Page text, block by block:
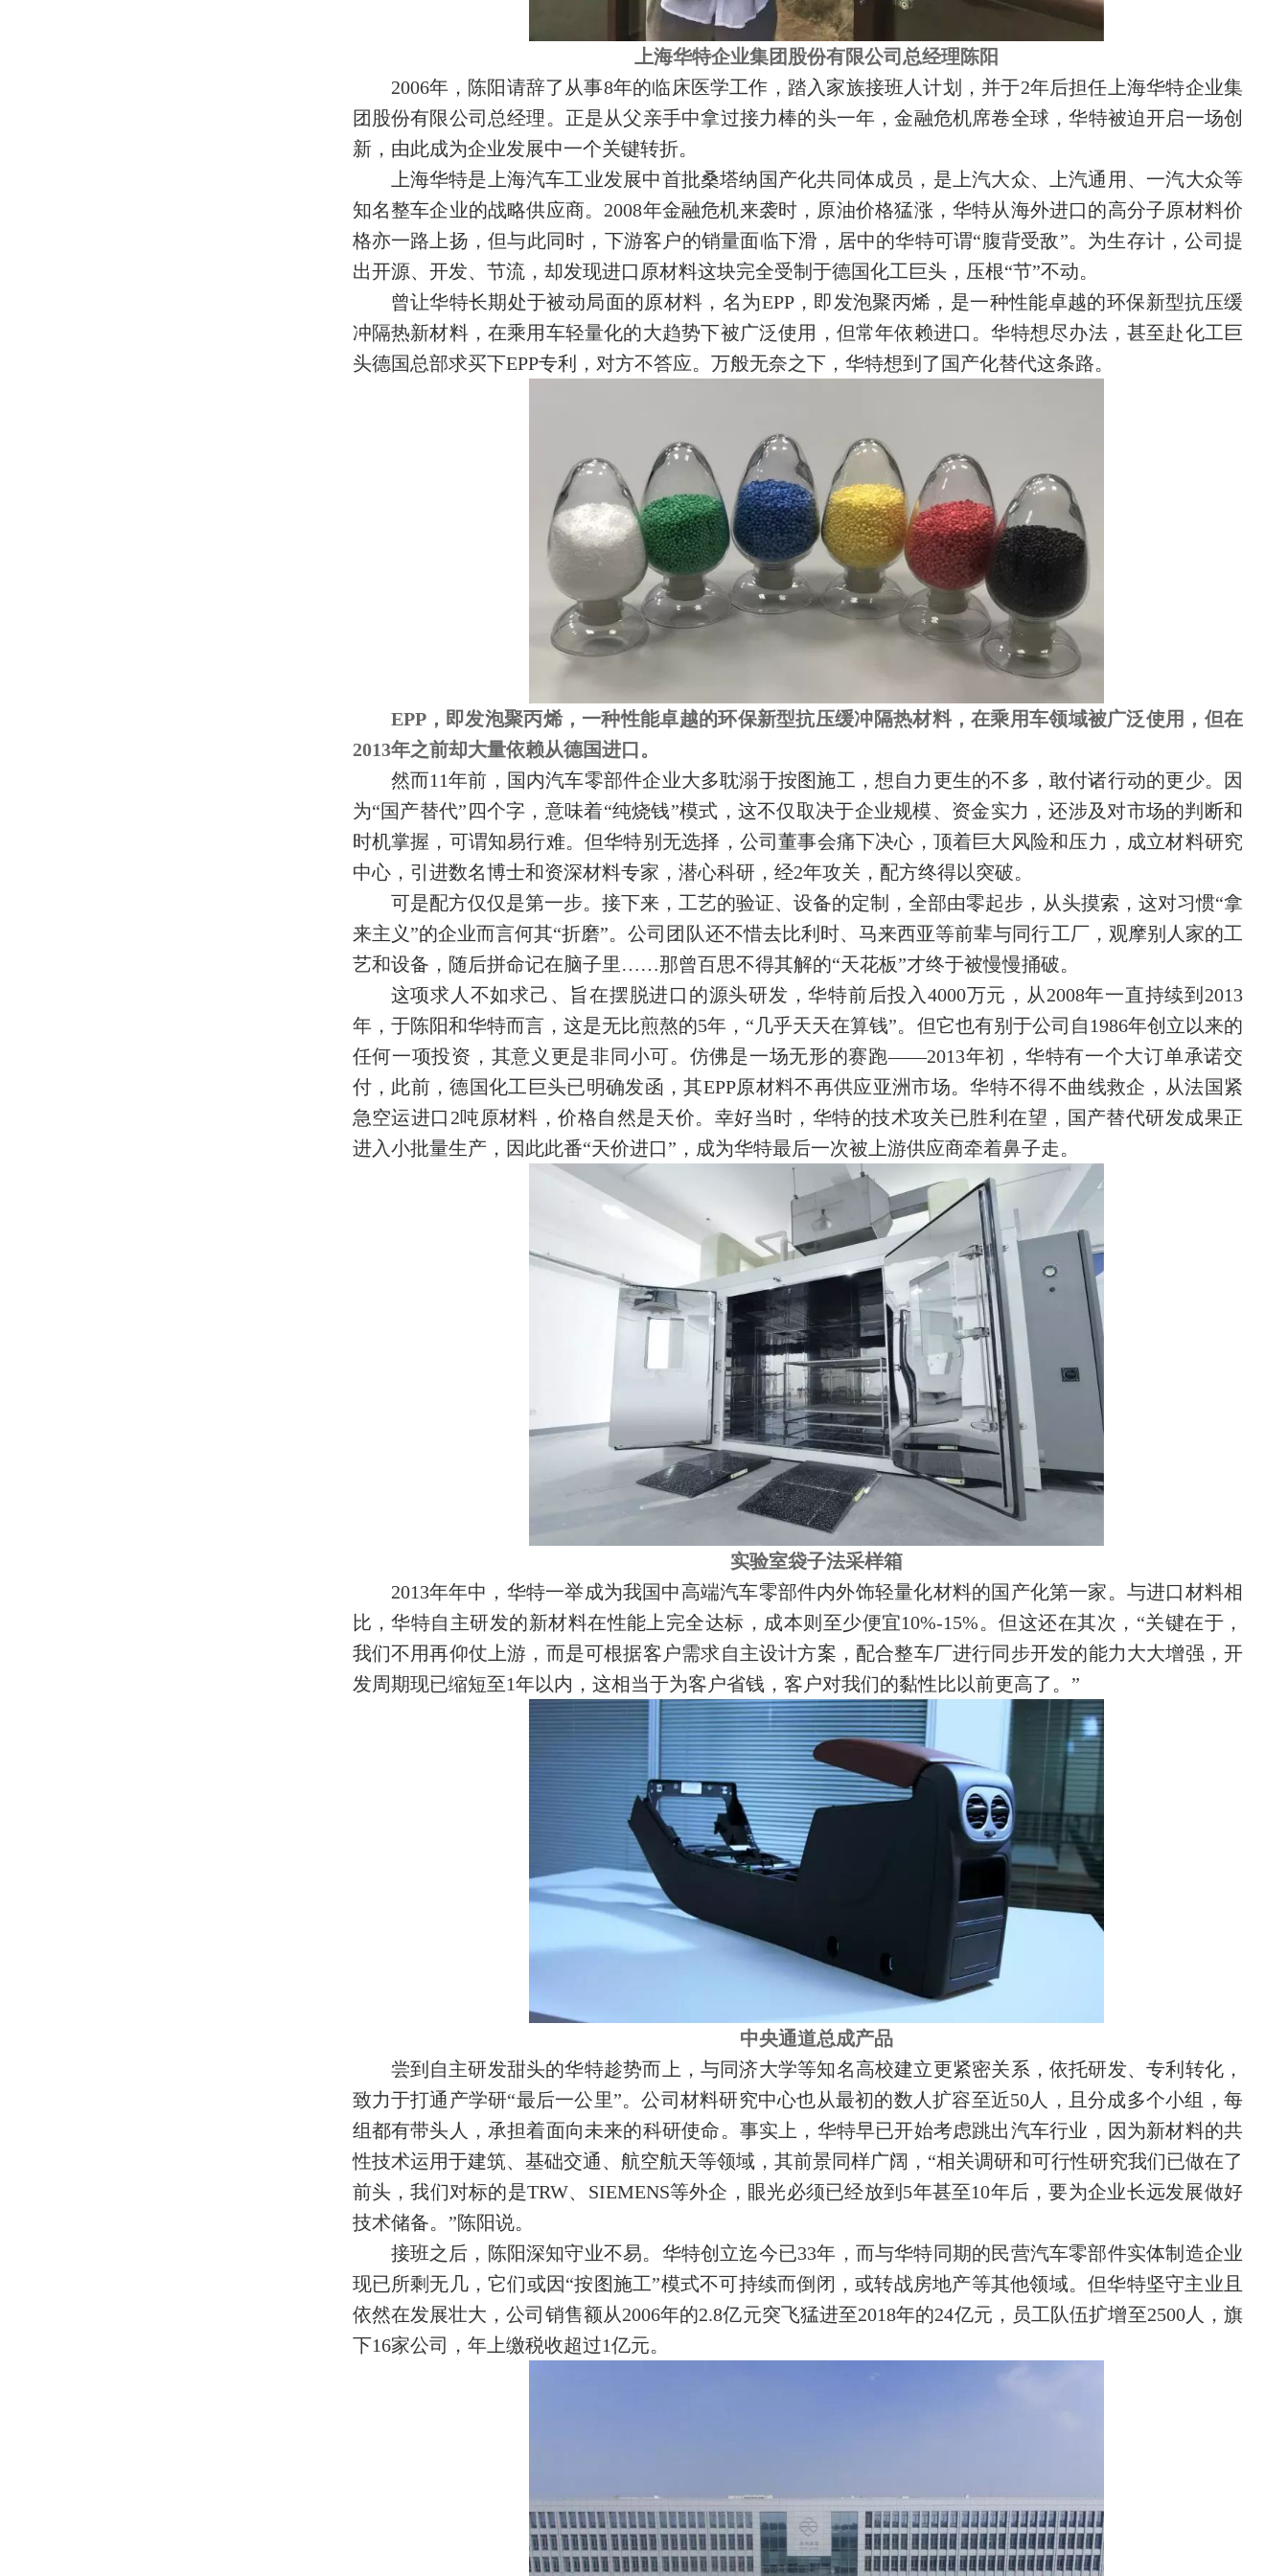
上海华特企业集团股份有限公司总经理陈阳
2006年，陈阳请辞了从事8年的临床医学工作，踏入家族接班人计划，并于2年后担任上海华特企业集
团股份有限公司总经理。正是从父亲手中拿过接力棒的头一年，金融危机席卷全球，华特被迫开启一场创
新，由此成为企业发展中一个关键转折。
上海华特是上海汽车工业发展中首批桑塔纳国产化共同体成员，是上汽大众、上汽通用、一汽大众等
知名整车企业的战略供应商。2008年金融危机来袭时，原油价格猛涨，华特从海外进口的高分子原材料价
格亦一路上扬，但与此同时，下游客户的销量面临下滑，居中的华特可谓“腹背受敌”。为生存计，公司提
出开源、开发、节流，却发现进口原材料这块完全受制于德国化工巨头，压根“节”不动。
曾让华特长期处于被动局面的原材料，名为EPP，即发泡聚丙烯，是一种性能卓越的环保新型抗压缓
冲隔热新材料，在乘用车轻量化的大趋势下被广泛使用，但常年依赖进口。华特想尽办法，甚至赴化工巨
头德国总部求买下EPP专利，对方不答应。万般无奈之下，华特想到了国产化替代这条路。
EPP，即发泡聚丙烯，一种性能卓越的环保新型抗压缓冲隔热材料，在乘用车领域被广泛使用，但在
2013年之前却大量依赖从德国进口。
然而11年前，国内汽车零部件企业大多耽溺于按图施工，想自力更生的不多，敢付诸行动的更少。因
为“国产替代”四个字，意味着“纯烧钱”模式，这不仅取决于企业规模、资金实力，还涉及对市场的判断和
时机掌握，可谓知易行难。但华特别无选择，公司董事会痛下决心，顶着巨大风险和压力，成立材料研究
中心，引进数名博士和资深材料专家，潜心科研，经2年攻关，配方终得以突破。
可是配方仅仅是第一步。接下来，工艺的验证、设备的定制，全部由零起步，从头摸索，这对习惯“拿
来主义”的企业而言何其“折磨”。公司团队还不惜去比利时、马来西亚等前辈与同行工厂，观摩别人家的工
艺和设备，随后拼命记在脑子里……那曾百思不得其解的“天花板”才终于被慢慢捅破。
这项求人不如求己、旨在摆脱进口的源头研发，华特前后投入4000万元，从2008年一直持续到2013
年，于陈阳和华特而言，这是无比煎熬的5年，“几乎天天在算钱”。但它也有别于公司自1986年创立以来的
任何一项投资，其意义更是非同小可。仿佛是一场无形的赛跑——2013年初，华特有一个大订单承诺交
付，此前，德国化工巨头已明确发函，其EPP原材料不再供应亚洲市场。华特不得不曲线救企，从法国紧
急空运进口2吨原材料，价格自然是天价。幸好当时，华特的技术攻关已胜利在望，国产替代研发成果正
进入小批量生产，因此此番“天价进口”，成为华特最后一次被上游供应商牵着鼻子走。
实验室袋子法采样箱
2013年年中，华特一举成为我国中高端汽车零部件内外饰轻量化材料的国产化第一家。与进口材料相
比，华特自主研发的新材料在性能上完全达标，成本则至少便宜10%-15%。但这还在其次，“关键在于，
我们不用再仰仗上游，而是可根据客户需求自主设计方案，配合整车厂进行同步开发的能力大大增强，开
发周期现已缩短至1年以内，这相当于为客户省钱，客户对我们的黏性比以前更高了。”
中央通道总成产品
尝到自主研发甜头的华特趁势而上，与同济大学等知名高校建立更紧密关系，依托研发、专利转化，
致力于打通产学研“最后一公里”。公司材料研究中心也从最初的数人扩容至近50人，且分成多个小组，每
组都有带头人，承担着面向未来的科研使命。事实上，华特早已开始考虑跳出汽车行业，因为新材料的共
性技术运用于建筑、基础交通、航空航天等领域，其前景同样广阔，“相关调研和可行性研究我们已做在了
前头，我们对标的是TRW、SIEMENS等外企，眼光必须已经放到5年甚至10年后，要为企业长远发展做好
技术储备。”陈阳说。
接班之后，陈阳深知守业不易。华特创立迄今已33年，而与华特同期的民营汽车零部件实体制造企业
现已所剩无几，它们或因“按图施工”模式不可持续而倒闭，或转战房地产等其他领域。但华特坚守主业且
依然在发展壮大，公司销售额从2006年的2.8亿元突飞猛进至2018年的24亿元，员工队伍扩增至2500人，旗
下16家公司，年上缴税收超过1亿元。